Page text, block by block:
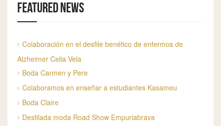
Featured news
Colaboración en el desfile benéfico de enfermos de
Alzheimer Celia Vela
Boda Carmen y Pere
Colaboramos en enseñar a estudiantes Kasameu
Boda Claire
Desfilada moda Road Show Empuriabrava